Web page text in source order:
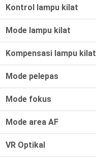
Kontrol lampu kilat
Mode lampu kilat
Kompensasi lampu kilat
Mode pelepas
Mode fokus
Mode area AF
VR Optikal